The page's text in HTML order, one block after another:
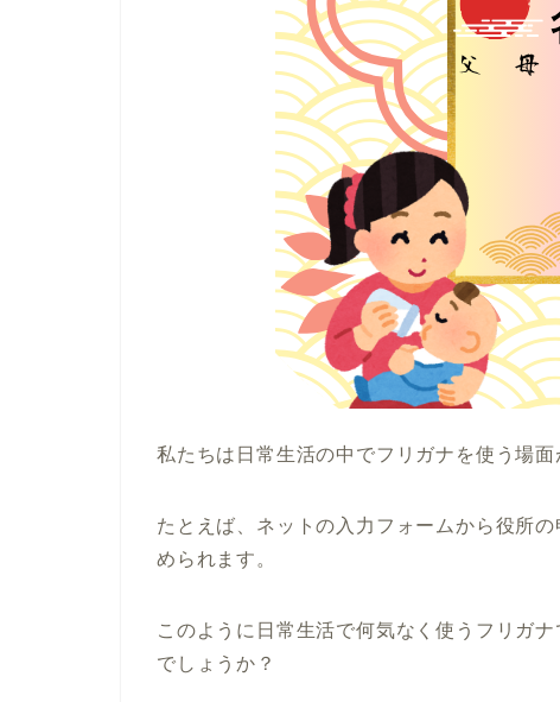
私たちは日常生活の中でフリガナを使う場面
たとえば、ネットの入力フォームから役所
められます。
このように日常生活で何気なく使うフリガ
でしょうか？